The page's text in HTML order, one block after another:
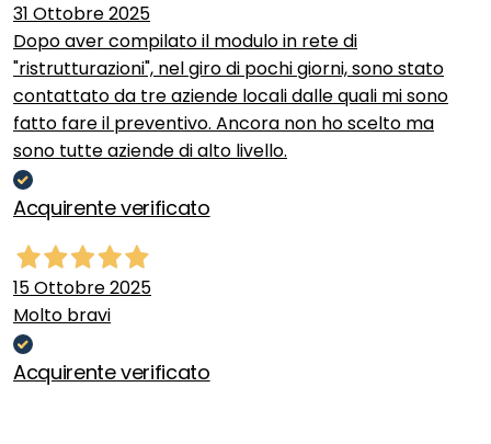
31 Ottobre 2025
Dopo aver compilato il modulo in rete di
"ristrutturazioni", nel giro di pochi giorni, sono stato
contattato da tre aziende locali dalle quali mi sono
fatto fare il preventivo. Ancora non ho scelto ma
sono tutte aziende di alto livello.
Acquirente verificato
15 Ottobre 2025
Molto bravi
Acquirente verificato